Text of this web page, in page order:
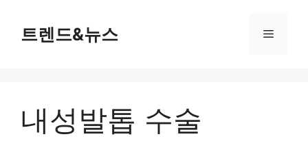
트렌드&뉴스 메
내성발톱 수술